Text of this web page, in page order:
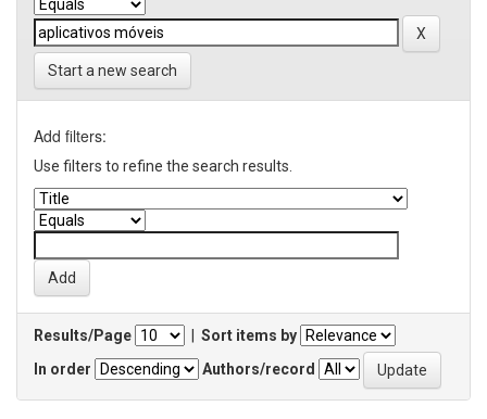
Start a new search
Add filters:
Use filters to refine the search results.
Results/Page
Sort items by
In order
Authors/record